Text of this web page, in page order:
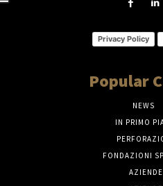
Privacy Policy
Popular
NEWS
IN PRIMO
FONDAZIONI
AZIENDE